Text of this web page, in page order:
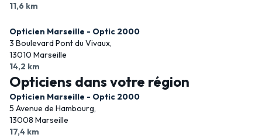
11,6 km
Opticien Marseille - Optic 2000
3 Boulevard Pont du Vivaux,
13010 Marseille
14,2 km
Opticiens dans votre région
Opticien Marseille - Optic 2000
5 Avenue de Hambourg,
13008 Marseille
17,4 km